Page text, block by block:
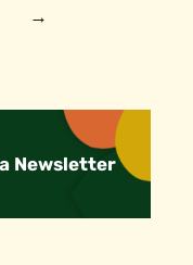
→
Newsletter